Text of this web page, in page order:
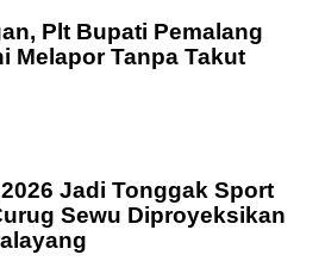
Plt Bupati Pemalang
Melapor Tanpa Takut
Jadi Tonggak Sport
Sewu Diproyeksikan